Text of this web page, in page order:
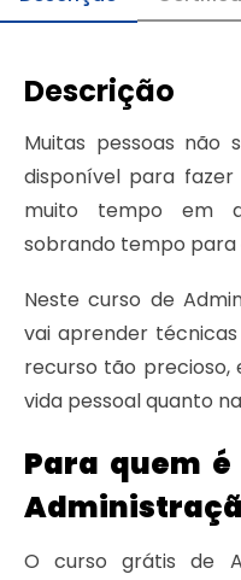
Descrição
Muitas pessoas não
disponível para
muito tempo em
sobrando tempo para
Neste curso de
vai aprender
recurso tão
vida pessoal quanto
Para quem
O curso grátis de